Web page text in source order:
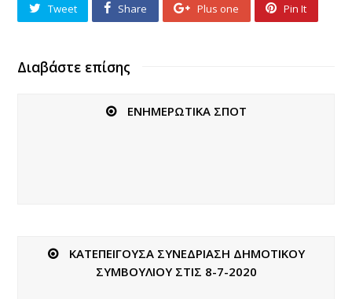
Tweet Share Plus one Pin It
Διαβάστε επίσης
ΕΝΗΜΕΡΩΤΙΚΑ ΣΠΟΤ
ΚΑΤΕΠΕΙΓΟΥΣΑ ΣΥΝΕΔΡΙΑΣΗ ΔΗΜΟΤΙΚΟΥ
ΣΥΜΒΟΥΛΙΟΥ ΣΤΙΣ 8-7-2020